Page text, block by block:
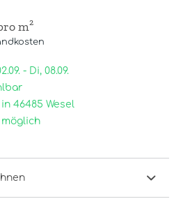
m²
- Di, 08.09.
46485 Wesel